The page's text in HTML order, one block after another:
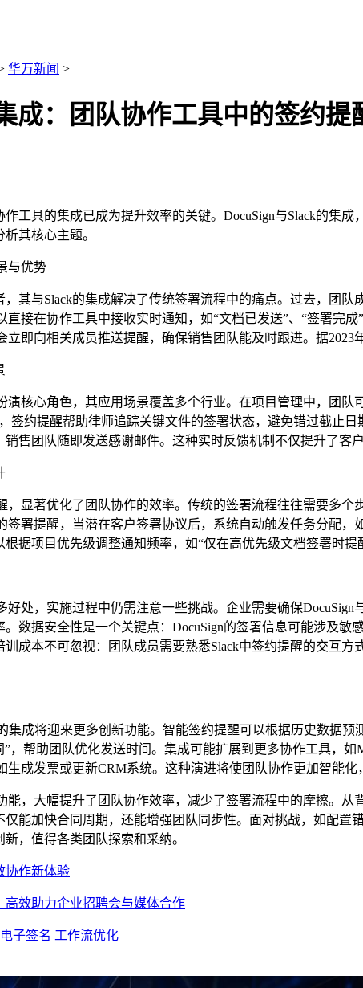
华万新闻 >
成：团队协作工具中的签约提
工具的集成已成为提升效率的关键。DocuSign与Slack的集
其核心主题。
与优势
，其与Slack的集成解决了传统签署流程中的痛点。过去，团
直接在协作工具中接收实时通知，如“文档已发送”、“签署完
立即向相关成员推送提醒，确保销售团队能及时跟进。据
演核心角色，其应用场景覆盖多个行业。在项目管理中，团
签约提醒帮助律师追踪关键文件的签署状态，避免错过截止
售团队随即发送感谢邮件。这种实时反馈机制不仅提升了客
，显著优化了团队协作的效率。传统的签署流程往往需要多
签署提醒，当潜在客户签署协议后，系统自动触发任务分配
据项目优先级调整通知频率，如“仅在高优先级文档签署时
好处，实施过程中仍需注意一些挑战。企业需要确保
数据安全性是一个关键点：DocuSign的签署信息可能涉及
成本不可忽视：团队成员需要熟悉Slack中签约提醒的交互
集成将迎来更多创新功能。智能签约提醒可以根据历史数据
，帮助团队优化发送时间。集成可能扩展到更多协作工具，如
生成发票或更新CRM系统。这种演进将使团队协作更加智能化
能，大幅提升了团队协作效率，减少了签署流程中的摩擦。
能加快合同周期，还能增强团队同步性。面对挑战，如配置
，值得各类团队探索和采纳。
协作新体验
高效助力企业招聘会与媒体合作
电子签名 工作流优化